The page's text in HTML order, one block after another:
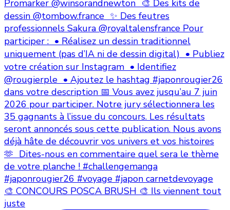
🎨 CONCOURS POSCA BRUSH 🎨 Ils viennent tout
juste